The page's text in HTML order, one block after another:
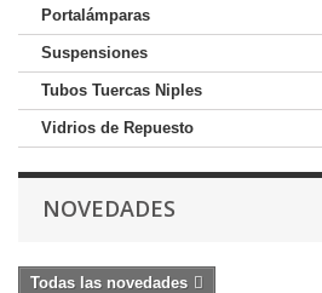
Portalámparas
Suspensiones
Tubos Tuercas Niples
Vidrios de Repuesto
NOVEDADES
Todas las novedades